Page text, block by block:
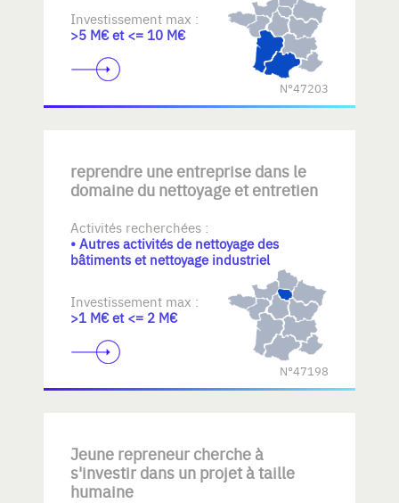
Investissement max :
>5 M€ et <= 10 M€
N°47203
reprendre une entreprise dans le
domaine du nettoyage et entretien
Activités recherchées :
• Autres activités de nettoyage des
bâtiments et nettoyage industriel
Investissement max :
>1 M€ et <= 2 M€
N°47198
Jeune repreneur cherche à
s'investir dans un projet à taille
humaine